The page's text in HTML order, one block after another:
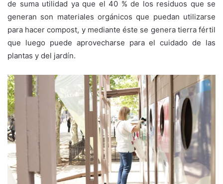
de suma utilidad ya que el 40 % de los residuos que se
generan son materiales orgánicos que puedan utilizarse
para hacer compost, y mediante éste se genera tierra fértil
que luego puede aprovecharse para el cuidado de las
plantas y del jardín.